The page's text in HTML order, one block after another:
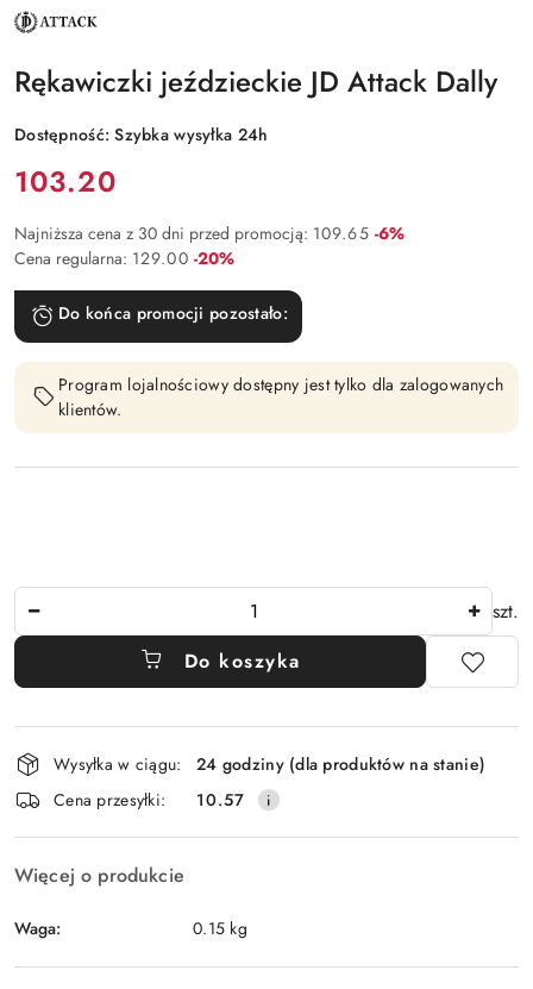
NAZWA
PRODUCENTA:
ATTACK
Rękawiczki jeździeckie JD Attack Dally
Dostępność:Szybka wysyłka 24h
Cena:
103.20
Najniższa cena z 30 dni przed promocją: 109.65 Rabat:
-6%
Cena regularna: 129.00 Rabat:
-20%
Do końca promocji pozostało:
Program lojalnościowy dostępny jest tylko dla zalogowanych
klientów.
szt.
Do koszyka
Dostępność
i
dostawa
Wysyłka w ciągu:
24 godziny (dla produktów na stanie)
Cena przesyłki:
10.57
Więcej o produkcie
Waga: 0.15 kg